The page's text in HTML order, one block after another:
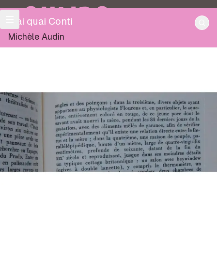
OULIPO
Mai quai Conti
Michèle Audin